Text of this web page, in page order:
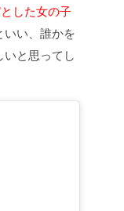
した女の子
いい、誰かを
と思ってし